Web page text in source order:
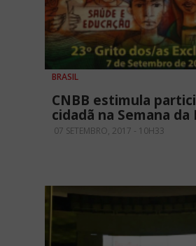
BRASIL
CNBB estimula
cidadã na Semana da
07 SETEMBRO, 2017 - 10H33